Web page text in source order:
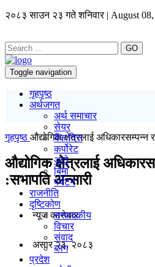
२०८३ साउन २३ गते शनिवार | August
GO
Toggle navigation
गृहपृष्ठ
अर्थजगत
अर्थ समाचार
सेयर
बैंक/वित्त
कर्पोरेट
अटो
बिमा
पर्यटन
राजनीति
दृष्टिकोण
सम्पादकीय
विचार
संवाद
ब्लग
प्रदेश
गृहपृष्ठ औद्योगिक क्षेत्रलाई अधिकारसम्पन्न
औद्योगिक क्षेत्रलाई
:सभापति अन्सारी
न्यूज काराेबार
असार २३, २०८३